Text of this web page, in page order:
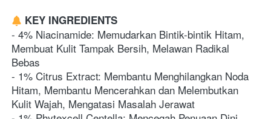
KEY INGREDIENTS
- 4% Niacinamide: Memudarkan Bintik-bintik Hitam,
Membuat Kulit Tampak Bersih, Melawan Radikal
Bebas
- 1% Citrus Extract: Membantu Menghilangkan Noda
Hitam, Membantu Mencerahkan dan Melembutkan
Kulit Wajah, Mengatasi Masalah Jerawat